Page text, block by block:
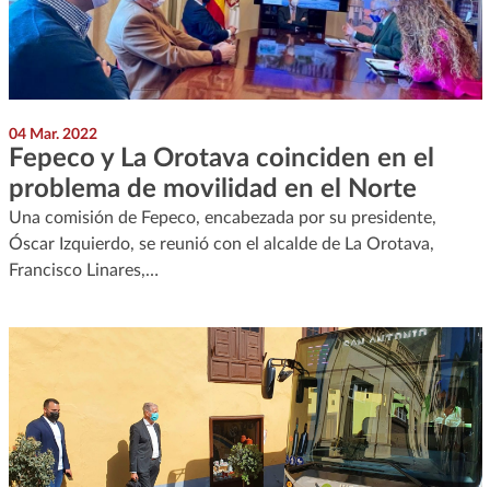
04 Mar. 2022
Fepeco y La Orotava coinciden en el
problema de movilidad en el Norte
Una comisión de Fepeco, encabezada por su presidente,
Óscar Izquierdo, se reunió con el alcalde de La Orotava,
Francisco Linares,…